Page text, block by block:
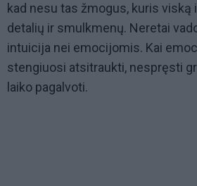
kad nesu tas žmogus, kuris viską
detalių ir smulkmenų. Neretai
intuicija nei emocijomis. Kai
stengiuosi atsitraukti, nespręsti
laiko pagalvoti.